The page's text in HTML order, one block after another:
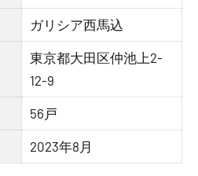
ガリシア西馬込
東京都大田区仲池上2-
12-9
56戸
2023年8月